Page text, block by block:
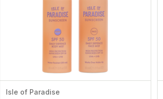
Isle of Paradise